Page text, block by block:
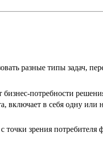
разные типы задач,
потребности
включает в себя одну или
точки зрения потребителя